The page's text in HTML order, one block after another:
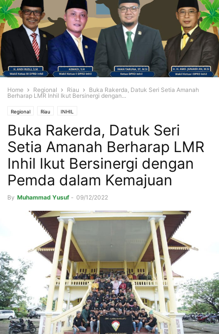
Home Regional Riau
Buka Rakerda, Datuk Seri Setia Amanah
Berharap LMR Inhil Ikut Bersinergi dengan...
Regional Riau INHIL
Buka Rakerda, Datuk Seri
Setia Amanah Berharap LMR
Inhil Ikut Bersinergi dengan
Pemda dalam Kemajuan
By Muhammad Yusuf - 09/12/2022